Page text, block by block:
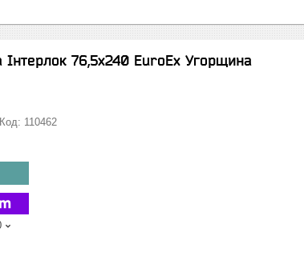
76,5x240 EuroEx Угорщина
Код: 110462